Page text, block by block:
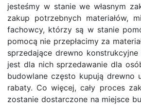
jesteśmy w stanie we własnym
zakup potrzebnych materiałów,
fachowcy, którzy są w stanie
pomocą nie przepłacimy za
sprzedające drewno
jest dla nich sprzedawanie dla
budowlane często kupują
rabaty. Co więcej, cały proces
zostanie dostarczone na miejsce